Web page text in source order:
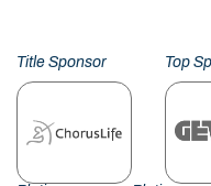
Title Sponsor Top